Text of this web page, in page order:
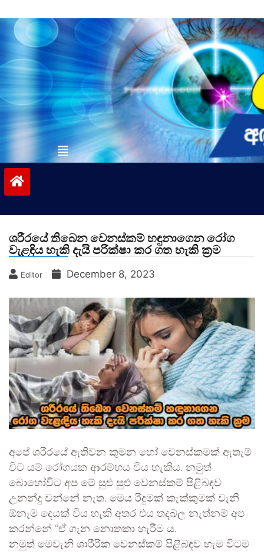
to
contentvinivida.lk
ශරීරයේ තිබෙන වෙනස්කම් හඳුනාගෙන රෝග
වැළඳිය හැකි දැයි පරික්ෂා කර ගත හැකි ක්‍රම
Editor December 8, 2023
අපේ ශරීරයේ ඇතිවන කුමන ⁣හෝ වෙනස්කමක් ඇතැම්
විට යම් රෝගයක ආරම්භය විය හැකිය. නමුත්
බොහෝවිට අප මේ සුළු සුළු වෙනස්කම් පිළිබඳව
උනන්දු වන්නේ නැත. මෙය රිදුමක් කැක්කුමක් වැනි
ඕනෑම දෙයක් විය හැකි අතර එය තදබල නැත්නම් අප
කරන්නේ “ඒ ගැන නොතකා හැරීම ය.
නමුත් මෙවැනි ශාරීරික වෙනස්කම් පිළිබඳව හැම විටම